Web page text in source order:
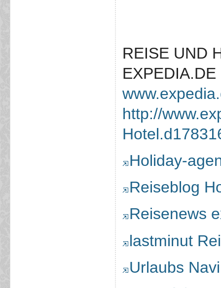
REISE UND
EXPEDIA.DE
http://
Holiday-
Reiseblog
Reisenews
lastminut
Urlaubs Navi